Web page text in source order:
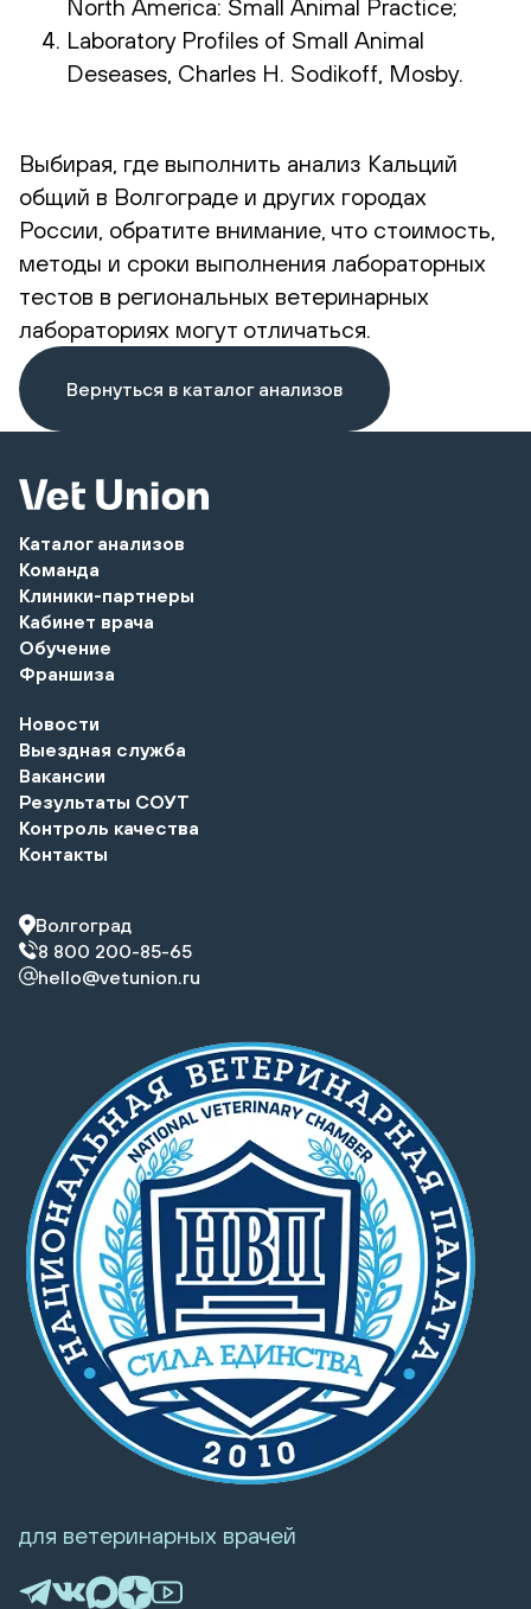
North America: Small Animal Practice;
Laboratory Profiles of Small Animal
Deseases, Charles H. Sodikoff, Mosby.
Выбирая, где выполнить анализ Кальций
общий в Волгограде и других городах
России, обратите внимание, что стоимость,
методы и сроки выполнения лабораторных
тестов в региональных ветеринарных
лабораториях могут отличаться.
Вернуться в каталог анализов
Каталог анализов
Команда
Клиники-партнеры
Кабинет врача
Обучение
Франшиза
Новости
Выездная служба
Вакансии
Результаты СОУТ
Контроль качества
Контакты
Волгоград
8 800 200-85-65
hello@vetunion.ru
для ветеринарных врачей